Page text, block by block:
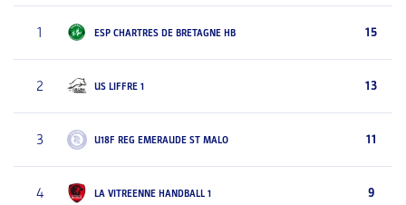
1 ESP CHARTRES DE BRETAGNE HB 15
2 US LIFFRE 1 13
3 U18F REG EMERAUDE ST MALO 11
4 LA VITREENNE HANDBALL 1 9